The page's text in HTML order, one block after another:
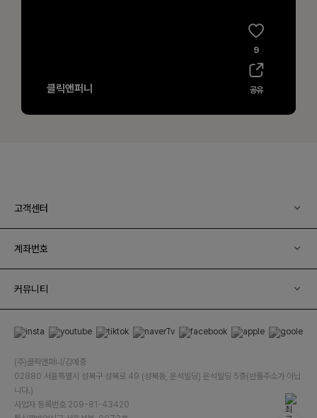
고객센터
계좌번호
커뮤니티
(주)클릭앤퍼니/김예중
02880 서울특별시 성북구 성북로 49 (성북동, 운석빌딩) 운석빌딩 5층(반품주소가 아닙
니다.)
사업자 등록번호 209-81-43420